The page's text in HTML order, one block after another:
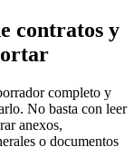
contratos y
completo y
No basta con leer
anexos,
o documentos